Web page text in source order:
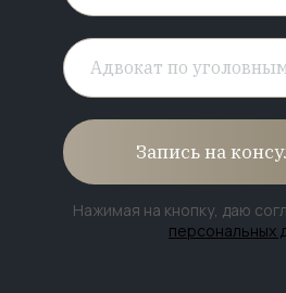
Запись на
Нажимая на кнопку, даю
персональных